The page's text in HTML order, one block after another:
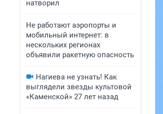
натворил
Не работают аэропорты и
мобильный интернет: в
нескольких регионах
объявили ракетную опасность
Нагиева не узнать! Как
выглядели звезды культовой
«Каменской» 27 лет назад